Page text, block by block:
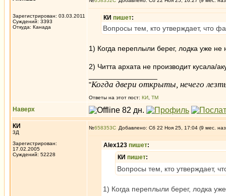
Зарегистрирован: 03.03.2011
Суждений: 3393
Откуда: Канада
КИ пишет:
Вопросы тем, кто утверждает, что
1) Когда переплыли берег, лодка уже не
2) Читта архата не производит кусала/
"Когда двери открыты, нечего
Ответы на этот пост: КИ ТМ
Наверх
КИ
3Д
Зарегистрирован:
17.02.2005
Суждений: 52228
№658353 Добавлено: Сб 22 Ноя 25, 17:04 (9 мес.
Alex123 пишет:
КИ пишет:
Вопросы тем, кто утверждает,
1) Когда переплыли берег, лодка